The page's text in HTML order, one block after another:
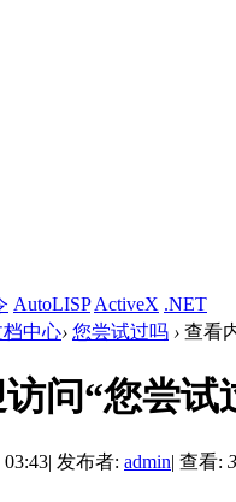
AutoLISP ActiveX .NET
中心› 您尝试过吗 › 查看
问“您尝试
03:43| 发布者: admin| 查看: